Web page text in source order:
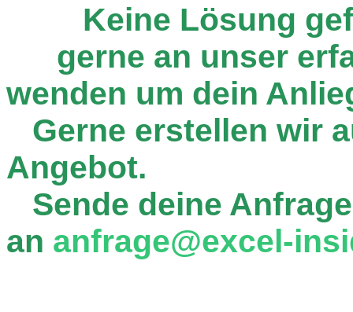
Keine Lösung
gerne an unser
wenden um dein
Gerne erstellen wir
Angebot.
Sende deine
an anfrage@excel-